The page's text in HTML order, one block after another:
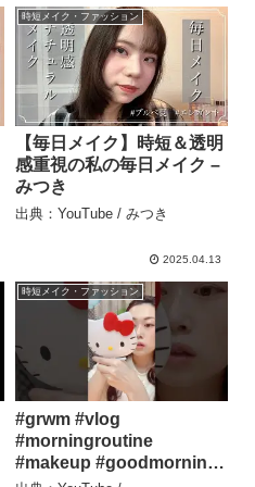
時短メイク・ファッション
【毎日メイク】時短＆透明
感重視の私の毎日メイク –
みつき
出典：YouTube / みつき
2025.04.13
時短メイク・ファッション
#grwm #vlog
#morningroutine
#makeup #goodmorning